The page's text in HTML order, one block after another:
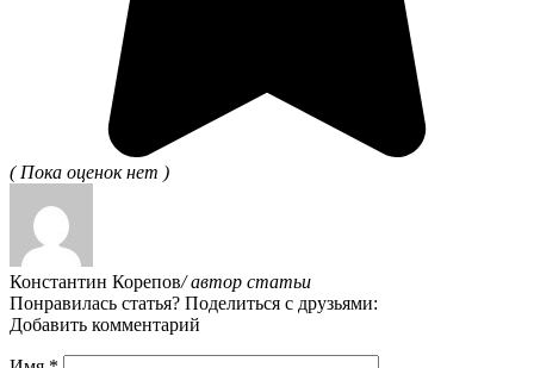
( Пока оценок нет )
Константин Корепов/ автор статьи
Понравилась статья? Поделиться с друзьями:
Добавить комментарий